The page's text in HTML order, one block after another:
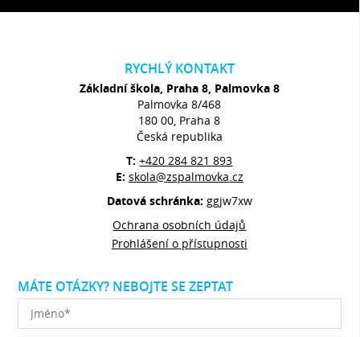
RYCHLÝ KONTAKT
Základní škola, Praha 8, Palmovka 8
Palmovka 8/468
180 00, Praha 8
Česká republika
T:+420 284 821 893
E: skola@zspalmovka.cz
Datová schránka: ggjw7xw
Ochrana osobních údajů
Prohlášení o přístupnosti
MÁTE OTÁZKY? NEBOJTE SE ZEPTAT